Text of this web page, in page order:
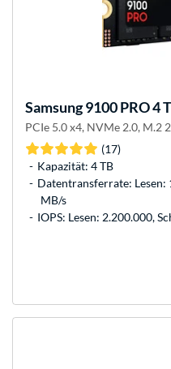
Samsung9100 PRO 4
PCIe 5.0 x4, NVMe 2.0, M.2
(17)
Kapazität: 4 TB
Datentransferrate: Lesen:
MB/s
IOPS: Lesen: 2.200.000,